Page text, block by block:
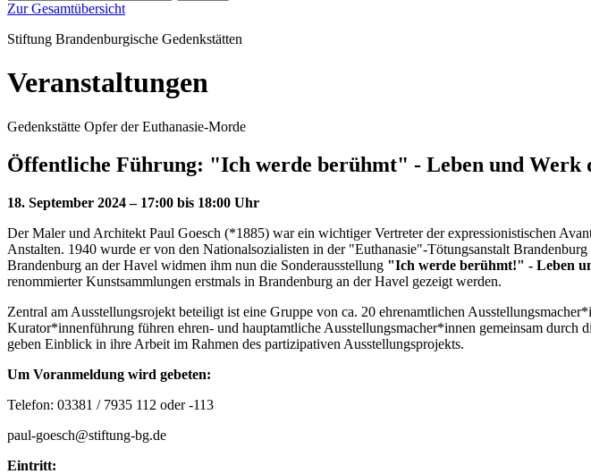
Zur Gesamtübersicht
Stiftung Brandenburgische Gedenkstätten
Veranstaltungen
Gedenkstätte Opfer der Euthanasie-Morde
Öffentliche Führung: "Ich werde berühmt" - Leben und Werk
18. September 2024 – 17:00 bis 18:00 Uhr
Der Maler und Architekt Paul Goesch (*1885) war ein wichtiger Vertreter der expressionistischen
Anstalten. 1940 wurde er von den Nationalsozialisten in der "Euthanasie"-Tötungsanstalt
Brandenburg an der Havel widmen ihm nun die Sonderausstellung "Ich werde berühmt!" - Leben
renommierter Kunstsammlungen erstmals in Brandenburg an der Havel gezeigt werden.
Zentral am Ausstellungsrojekt beteiligt ist eine Gruppe von ca. 20 ehrenamtlichen
Kurator*innenführung führen ehren- und hauptamtliche Ausstellungsmacher*innen gemeinsam durch
geben Einblick in ihre Arbeit im Rahmen des partizipativen Ausstellungsprojekts.
Um Voranmeldung wird gebeten:
Telefon: 03381 / 7935 112 oder -113
paul-goesch@stiftung-bg.de
Eintritt: